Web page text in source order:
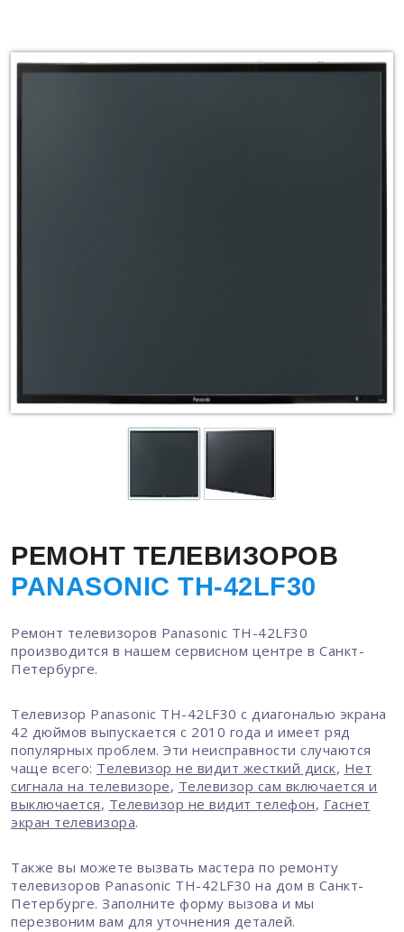
РЕМОНТ ТЕЛЕВИЗОРОВ
PANASONIC TH-42LF30
Ремонт телевизоров Panasonic TH-42LF30
производится в нашем сервисном центре в Санкт-
Петербурге.
Телевизор Panasonic TH-42LF30 с диагональю экрана
42 дюймов выпускается с 2010 года и имеет ряд
популярных проблем. Эти неисправности случаются
чаще всего: Телевизор не видит жесткий диск, Нет
сигнала на телевизоре, Телевизор сам включается и
выключается, Телевизор не видит телефон, Гаснет
экран телевизора.
Также вы можете вызвать мастера по ремонту
телевизоров Panasonic TH-42LF30 на дом в Санкт-
Петербурге. Заполните форму вызова и мы
перезвоним вам для уточнения деталей.